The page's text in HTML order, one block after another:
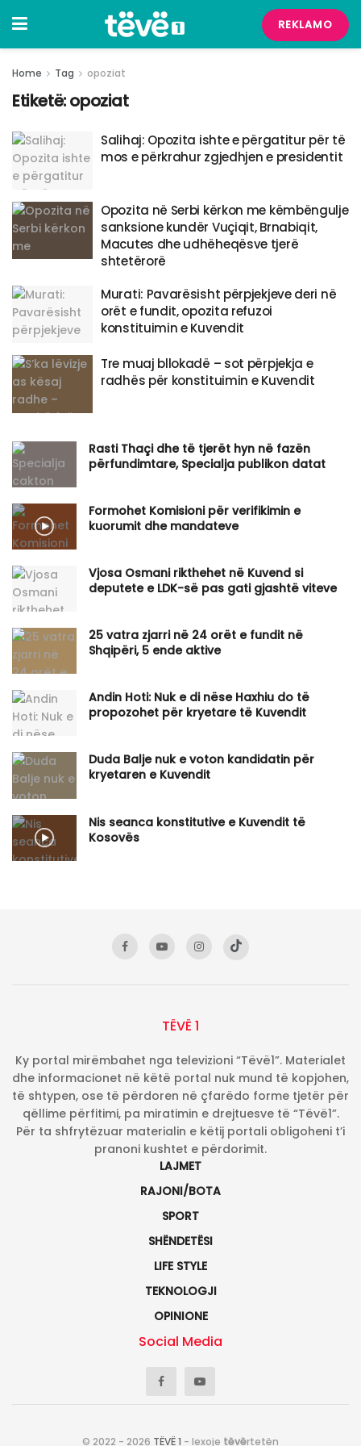
REKLAMO
Home Tag opoziat
Etiketë:opoziat
Salihaj: Opozita ishte e përgatitur për të
mos e përkrahur zgjedhjen e presidentit
Opozita në Serbi kërkon me këmbëngulje
sanksione kundër Vuçiqit, Brnabiqit,
Macutes dhe udhëheqësve tjerë
shtetërorë
Murati: Pavarësisht përpjekjeve deri në
orët e fundit, opozita refuzoi
konstituimin e Kuvendit
Tre muaj bllokadë – sot përpjekja e
radhës për konstituimin e Kuvendit
Rasti Thaçi dhe të tjerët hyn në fazën
përfundimtare, Specialja publikon datat
Formohet Komisioni për verifikimin e
kuorumit dhe mandateve
Vjosa Osmani rikthehet në Kuvend si
deputete e LDK-së pas gati gjashtë viteve
25 vatra zjarri në 24 orët e fundit në
Shqipëri, 5 ende aktive
​Andin Hoti: Nuk e di nëse Haxhiu do të
propozohet për kryetare të Kuvendit
Duda Balje nuk e voton kandidatin për
kryetaren e Kuvendit
Nis seanca konstitutive e Kuvendit të
Kosovës
TËVË 1
Ky portal mirëmbahet nga televizioni “Tëvë1”. Materialet
dhe informacionet në këtë portal nuk mund të kopjohen,
të shtypen, ose të përdoren në çfarëdo forme tjetër për
qëllime përfitimi, pa miratimin e drejtuesve të “Tëvë1”.
Për ta shfrytëzuar materialin e këtij portali obligoheni t’i
pranoni kushtet e përdorimit.
LAJMET
RAJONI/BOTA
SPORT
SHËNDETËSI
LIFE STYLE
TEKNOLOGJI
OPINIONE
Social Media
© 2022 - 2026 TËVË 1 - lexoje tëvërtetën